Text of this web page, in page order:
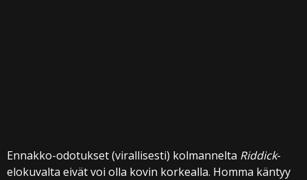
Ennakko-odotukset (virallisesti) kolmannelta Riddick-
elokuvalta eivät voi olla kovin korkealla. Homma käntyy